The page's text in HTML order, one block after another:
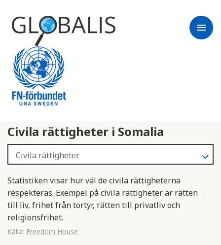
menu
Civila rättigheter i Somalia
Statistiken visar hur väl de civila rättigheterna
respekteras. Exempel på civila rättigheter är rätten
till liv, frihet från tortyr, rätten till privatliv och
religionsfrihet.
Källa: Freedom House